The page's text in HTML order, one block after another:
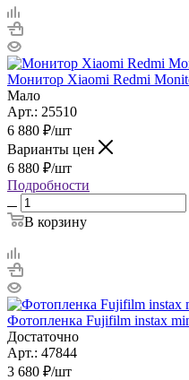
Монитор Xiaomi Redmi
Мало
Арт.: 25510
6 880 ₽/шт
Варианты цен
6 880 ₽/шт
Подробности
В корзину
Фотопленка Fujifilm instax
Достаточно
Арт.: 47844
3 680 ₽/шт